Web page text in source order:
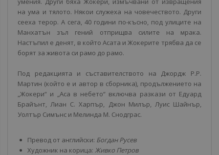
на ума и тялото. Някои служеха на човечеството. Други
сееха терор. А сега, 40 години по-късно, под улиците на
Манхатън зъл гений отприщва силите на мрака.
Настъпил е денят, в който Асата и Жокерите трябва да се
борят за живота си рамо до рамо.
Под редакцията и съставителството на Джордж Р.Р.
Мартин (който е и автор в сборника), продължението на
„Жокери“ и „Аса в небето“ включва разкази от Едуард
Брайънт, Лиан С. Харпър, Джон Милър, Луис Шайнър,
Уолтър Симънс и Мелинда М. Снодграс.
Превод от английски: Богдан Русев
Художник на корица: Живко Петров